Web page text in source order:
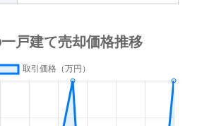
1,200万円 西都城
400万円
1,800万円
徒歩